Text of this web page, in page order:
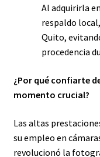
Al adquirirla en
respaldo
Quito,
procedencia
¿Por qué confiarte
momento crucial?
Las altas
su empleo en
revolucionó la